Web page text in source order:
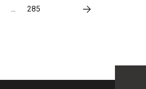
... 285